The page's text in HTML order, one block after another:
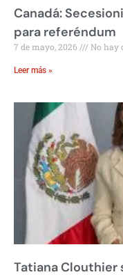
Canadá:
para referéndum
7 de mayo, 2026 No hay
Leer más »
Tatiana Clouthier